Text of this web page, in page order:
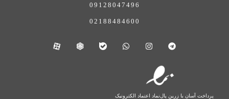
09128047496
02188484600
پرداخت آسان با زرین پالنماد اعتماد الکترونیک